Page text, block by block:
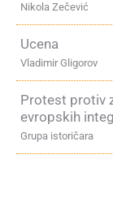
Nikola Zečević
Ucena
Vladimir Gligorov
Protest protiv
evropskih
Grupa istoričara